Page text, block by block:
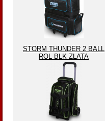
STORM THUNDER 2 BALL
ROL BLK ZLATA